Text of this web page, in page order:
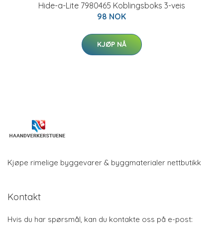
Hide-a-Lite 7980465 Koblingsboks 3-veis
98 NOK
KJØP NÅ
Kjøpe rimelige byggevarer & byggmaterialer nettbutikk
Kontakt
Hvis du har spørsmål, kan du kontakte oss på e-post: